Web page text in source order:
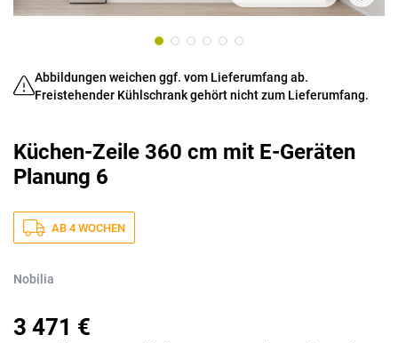
Abbildungen weichen ggf. vom Lieferumfang ab.
Freistehender Kühlschrank gehört nicht zum Lieferumfang.
Küchen-Zeile 360 cm mit E-Geräten
Planung 6
AB 4 WOCHEN
Nobilia
3 471 €